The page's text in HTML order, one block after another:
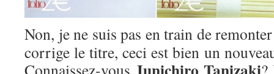
Non, je ne suis pas en train de
corrige le titre, ceci est bien un
Connaissez-vous
?